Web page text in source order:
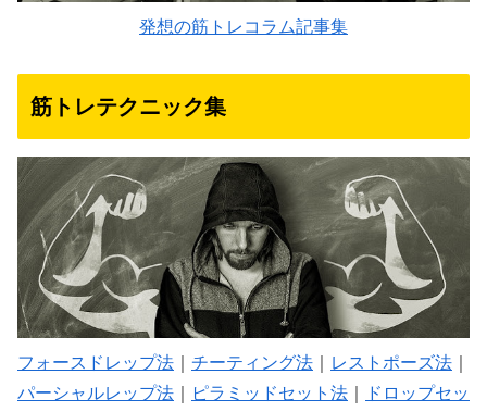
発想の筋トレコラム記事集
筋トレテクニック集
フォースドレップ法 チーティング法 レストポーズ法
パーシャルレップ法
ピラミッドセット法
ドロップセッ